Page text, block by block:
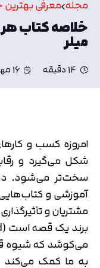
مجله معرفی
خلاصه کتاب هر
میلر
14 دقیقه 16 مهر, 14:22
امروزه کسب و
شکل می‌گیرد و
سخت‌تر می‌شود. در
آموزشی و کتاب‌هایی
مشتریان و
می‌کوشد که شیوه
به ما کمک می‌کند